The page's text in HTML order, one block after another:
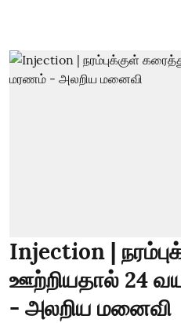
Injection |
ஊற்றியதால் 24
- அலறிய மனைவி